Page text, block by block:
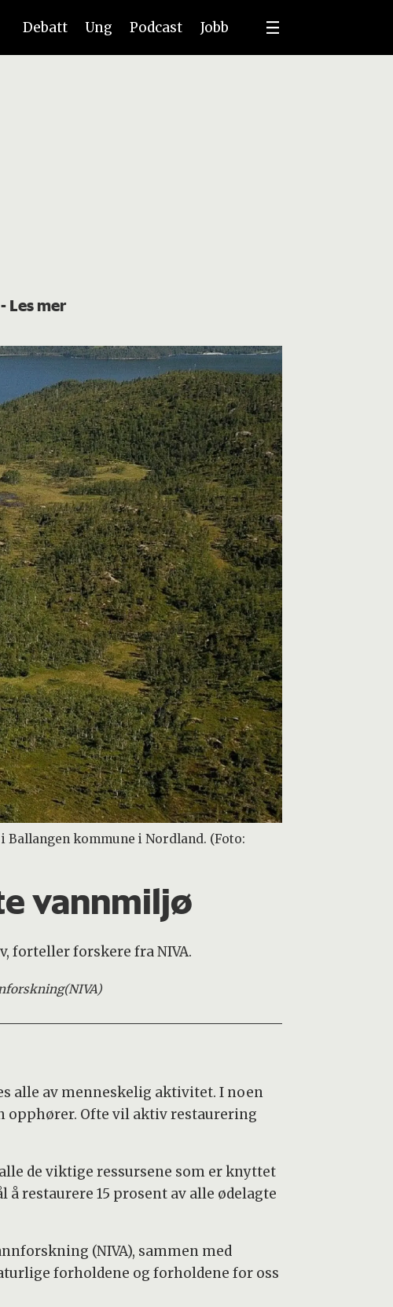
Debatt Ung Podcast Jobb
- Les mer
kommune i Nordland. (Foto:
vannmiljø
forteller forskere fra NIVA.
(NIVA)
alle av menneskelig aktivitet. I noen
opphører. Ofte vil aktiv restaurering
de viktige ressursene som er knyttet
restaurere 15 prosent av alle ødelagte
(NIVA), sammen med
forholdene og forholdene for oss